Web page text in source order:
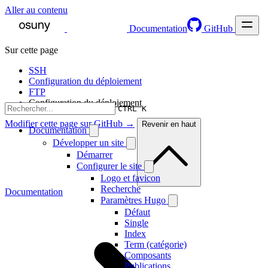
Aller au contenu
Documentation
GitHub
CTRL K
Documentation
Développer un site
Démarrer
Configurer le site
Logo et favicon
Recherche
Paramètres Hugo
Défaut
Single
Index
Term (catégorie)
Composants
Publications
Sur cette page
SSH
Configuration du déploiement
FTP
Configuration du déploiement
Modifier cette page sur GitHub → Revenir en haut
Documentation